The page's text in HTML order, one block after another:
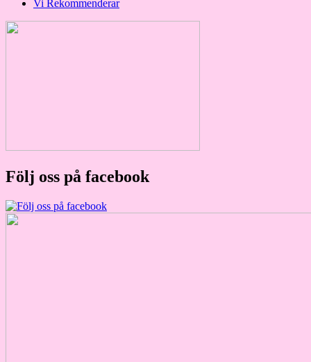
Vi Rekommenderar
Följ oss på facebook